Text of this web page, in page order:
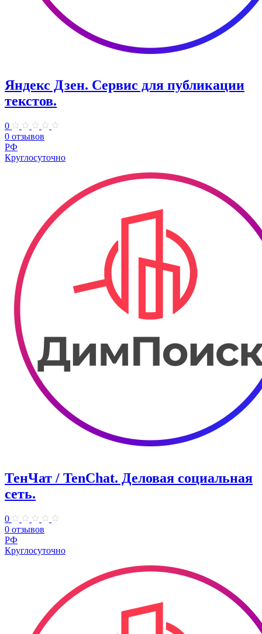
Яндекс Дзен. Сервис для публикации
текстов.
0
0 отзывов
РФ
Круглосуточно
ТенЧат / TenChat. Деловая социальная
сеть.
0
0 отзывов
РФ
Круглосуточно